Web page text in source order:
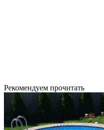
Рекомендуем прочитать